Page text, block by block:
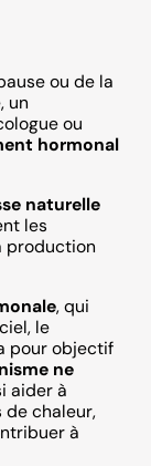
ou de la
un
ou
hormonal
naturelle
les
production
, qui
le
pour objectif
ne
aider à
de chaleur,
à